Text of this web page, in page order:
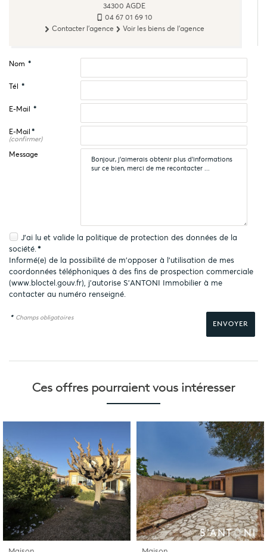
34300 AGDE
04 67 01 69 10
Contacter l'agence
Voir les biens de l'agence
Nom *
Tél *
E-Mail *
E-Mail *
(confirmer)
Message
J'ai lu et valide la politique de protection des données de la
société.*
Informé(e) de la possibilité de m'opposer à l'utilisation de mes
coordonnées téléphoniques à des fins de prospection commerciale
(www.bloctel.gouv.fr), j'autorise S'ANTONI Immobilier à me
contacter au numéro renseigné.
* Champs obligatoires
Ces offres pourraientvous intéresser